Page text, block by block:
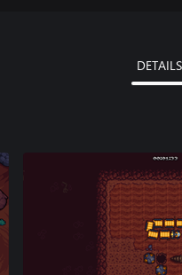
DETAILS